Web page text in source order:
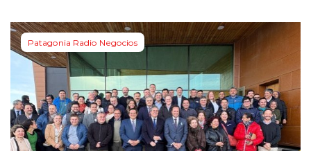
Patagonia Radio Negocios